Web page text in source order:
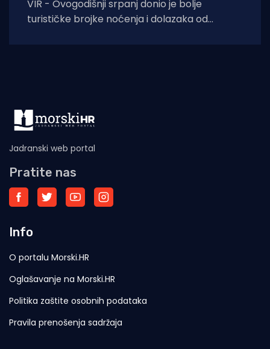
VIR - Ovogodišnji srpanj donio je bolje
turističke brojke noćenja i dolazaka od
Jadranski web portal
Pratite nas
Info
O portalu Morski.HR
Oglašavanje na Morski.HR
Politika zaštite osobnih podataka
Pravila prenošenja sadržaja